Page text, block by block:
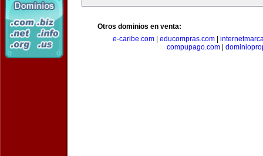
Otros dominios en venta:
e-caribe.com| educompras.com|
compupago.com|